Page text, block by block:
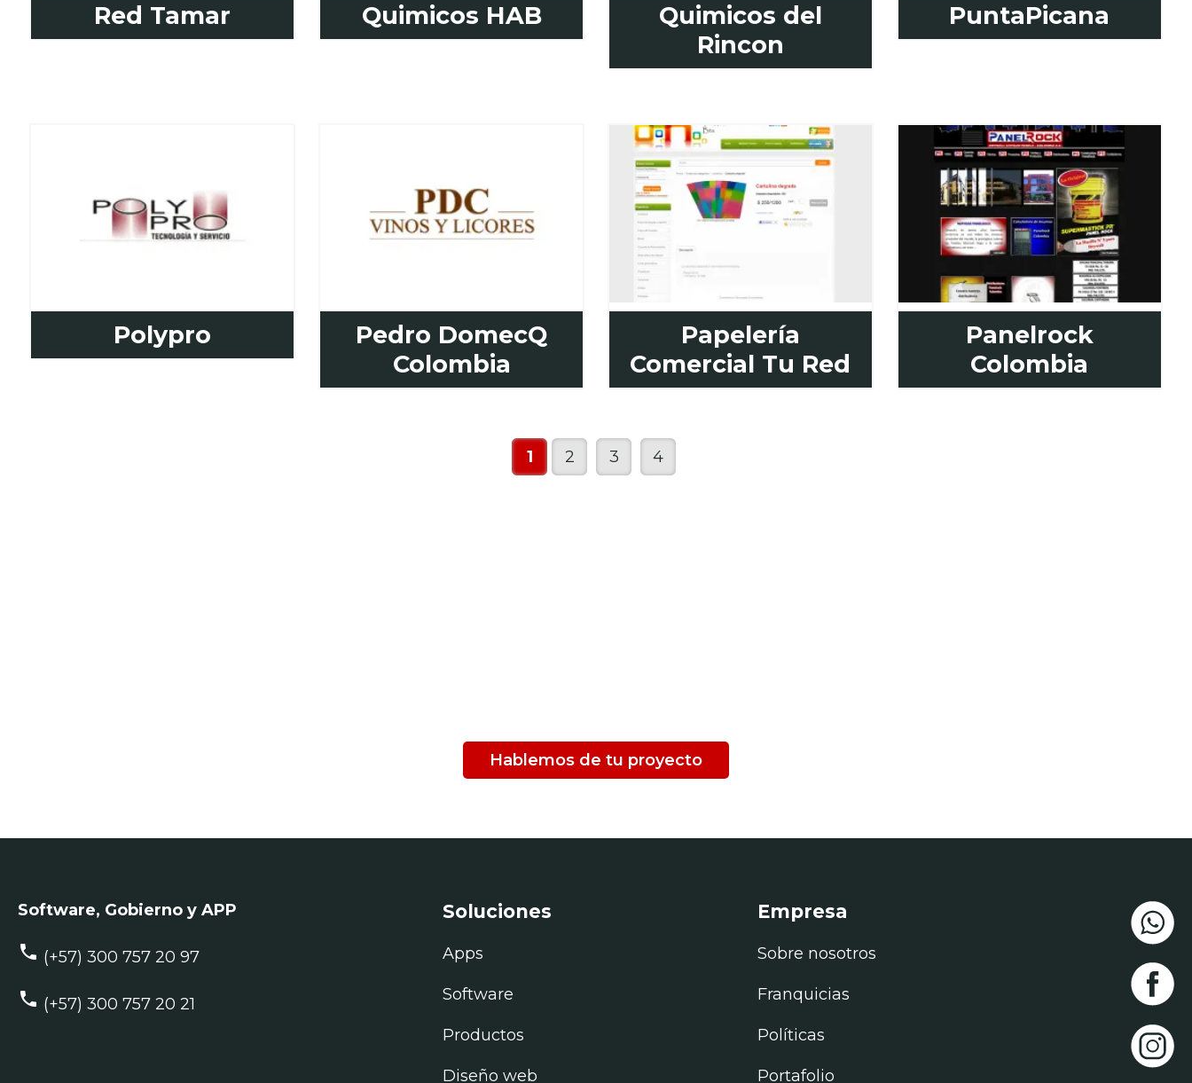
Red Tamar Quimicos HAB
Quimicos del
Rincon
PuntaPicana
Polypro
Pedro DomecQ
Colombia
Papelería
Comercial Tu Red
Panelrock
Colombia
1 2 3 4
Hablemos de tu proyecto
Software, Gobierno y APP
phone (+57) 300 757 20 97
phone (+57) 300 757 20 21
Soluciones
Apps
Software
Productos
Diseño web
Empresa
Sobre nosotros
Franquicias
Políticas
Portafolio